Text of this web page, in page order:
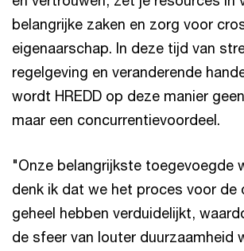
belangrijke zaken en zorg voor
eigenaarschap. In deze tijd van
regelgeving en veranderende
wordt HREDD op deze manier
maar een concurrentievoordeel.
"Onze belangrijkste toegevoegde
denk ik dat we het proces voor de
geheel hebben verduidelijkt,
de sfeer van louter duurzaamheid